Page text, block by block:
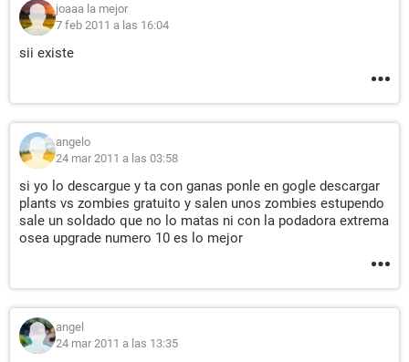
joaaa la mejor
7 feb 2011 a las 16:04
sii existe
angelo
24 mar 2011 a las 03:58
si yo lo descargue y ta con ganas ponle en gogle descargar
plants vs zombies gratuito y salen unos zombies estupendo
sale un soldado que no lo matas ni con la podadora extrema
osea upgrade numero 10 es lo mejor
angel
24 mar 2011 a las 13:35